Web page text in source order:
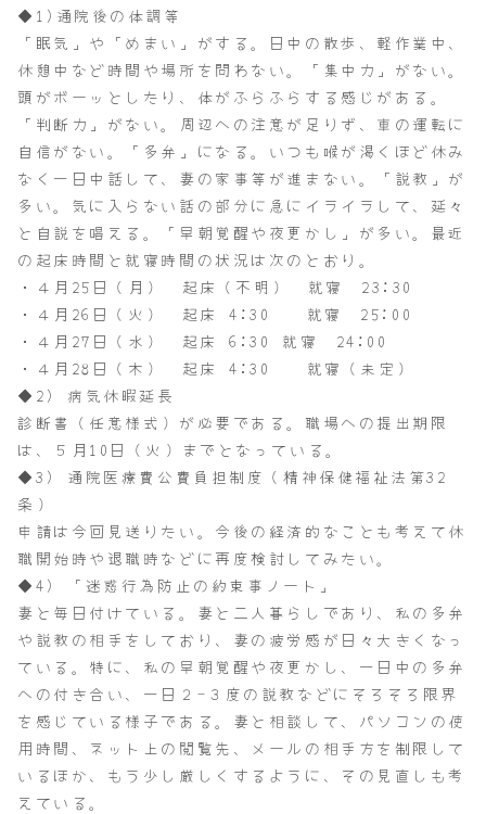
◆1)通院後の体調等
「眠気」や「めまい」がする。日中の散歩、軽作業中、
休憩中など時間や場所を問わない。「集中力」がない。
頭がボーッとしたり、体がふらふらする感じがある。
「判断力」がない。周辺への注意が足りず、車の運転に
自信がない。「多弁」になる。いつも喉が渇くほど休み
なく一日中話して、妻の家事等が進まない。「説教」が
多い。気に入らない話の部分に急にイライラして、延々
と自説を唱える。「早朝覚醒や夜更かし」が多い。最近
の起床時間と就寝時間の状況は次のとおり。
・４月25日（月） 起床（不明） 就寝 23:30
・４月26日（火） 起床 4:30 就寝 25:00
・４月27日（水） 起床 6:30 就寝 24:00
・４月28日（木） 起床 4:30 就寝（未定）
◆2) 病気休暇延長
診断書（任意様式）が必要である。職場への提出期限
は、５月10日（火）までとなっている。
◆3) 通院医療費公費負担制度（精神保健福祉法第32
条）
申請は今回見送りたい。今後の経済的なことも考えて休
職開始時や退職時などに再度検討してみたい。
◆4) 「迷惑行為防止の約束事ノート」
妻と毎日付けている。妻と二人暮らしであり、私の多弁
や説教の相手をしており、妻の疲労感が日々大きくなっ
ている。特に、私の早朝覚醒や夜更かし、一日中の多弁
への付き合い、一日２-３度の説教などにそろそろ限界
を感じている様子である。妻と相談して、パソコンの使
用時間、ネット上の閲覧先、メールの相手方を制限して
いるほか、もう少し厳しくするように、その見直しも考
えている。